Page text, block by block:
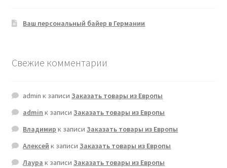
Ваш персональный байер в Германии
Свежие комментарии
admin к записиЗаказать товары из Европы
admin к записиЗаказать товары из Европы
Владимир к записиЗаказать товары из Европы
Алексей к записиЗаказать товары из Европы
Лаура к записиЗаказать товары из Европы